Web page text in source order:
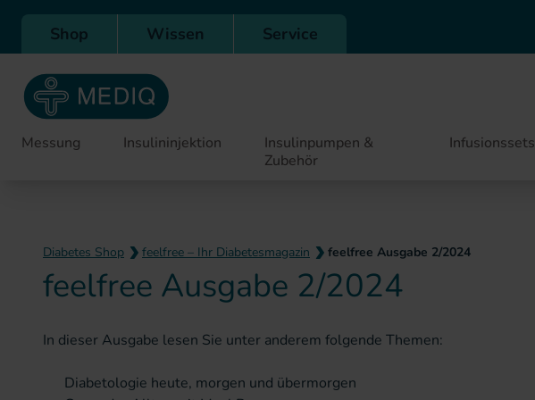
Direkt zur Hauptnavigation
Shop Wissen Service
Messung Insulininjektion
Insulinpumpen &
Zubehör
Infusionssets
Diabetes Shop feelfree – Ihr Diabetesmagazin feelfree Ausgabe 2/2024
feelfree Ausgabe 2/2024
In dieser Ausgabe lesen Sie unter anderem folgende Themen:
Diabetologie heute, morgen und übermorgen